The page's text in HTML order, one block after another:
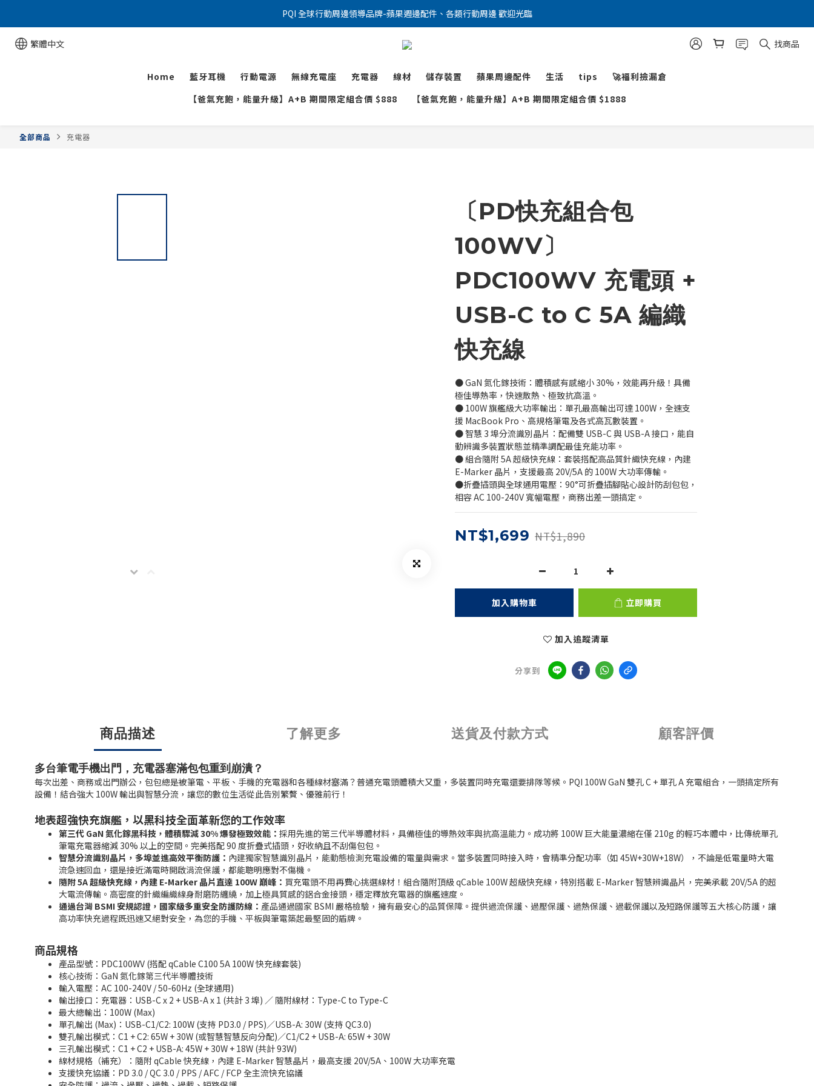
PQI 全球行動周邊領導品牌-蘋果週邊配件、各類行動周邊 歡迎光臨
繁體中文 找商品
Home 藍牙耳機 行動電源 無線充電座 充電器 線材 儲存裝置 蘋果周邊配件 生活 tips
🚀福利撿漏倉
【爸氣充飽，能量升級】A+B 期間限定組合價 $888
【爸氣充飽，能量升級】A+B 期間限定組合價 $1888
全部商品 充電器
〔PD快充組合包
100WV〕
PDC100WV 充電頭 +
USB-C to C 5A 編織
快充線
● GaN 氮化鎵技術：體積感有感縮小 30%，效能再升級！具備
極佳導熱率，快速散熱、極致抗高溫。
● 100W 旗艦級大功率輸出：單孔最高輸出可達 100W，全速支
援 MacBook Pro、高規格筆電及各式高瓦數裝置。
● 智慧 3 埠分流識別晶片：配備雙 USB-C 與 USB-A 接口，能自
動辨識多裝置狀態並精準調配最佳充能功率。
● 組合隨附 5A 超級快充線：套裝搭配高品質針織快充線，內建
E-Marker 晶片，支援最高 20V/5A 的 100W 大功率傳輸。
●折疊插頭與全球通用電壓：90°可折疊插腳貼心設計防刮包包，
相容 AC 100-240V 寬幅電壓，商務出差一頭搞定。
NT$1,699 NT$1,890
加入購物車 立即購買
加入追蹤清單
分享到
商品描述 了解更多 送貨及付款方式 顧客評價
多台筆電手機出門，充電器塞滿包包重到崩潰？
每次出差、商務或出門辦公，包包總是被筆電、平板、手機的充電器和各種線材塞滿？普通充電頭體積大又重，多裝置同時充電還要排隊等候。PQI 100W GaN 雙孔 C + 單孔 A 充電組合，一頭搞定所有
設備！結合強大 100W 輸出與智慧分流，讓您的數位生活從此告別繁贅、優雅前行！
地表超強快充旗艦，以黑科技全面革新您的工作效率
第三代 GaN 氮化鎵黑科技，體積驟減 30% 爆發極致效能： 採用先進的第三代半導體材料，具備極佳的導熱效率與抗高溫能力。成功將 100W 巨大能量濃縮在僅 210g 的輕巧本體中，比傳統單孔
筆電充電器縮減 30% 以上的空間。完美搭配 90 度折疊式插頭，好收納且不刮傷包包。
智慧分流識別晶片，多埠並進高效平衡防護： 內建獨家智慧識別晶片，能動態檢測充電設備的電量與需求。當多裝置同時接入時，會精準分配功率（如 45W+30W+18W），不論是低電量時大電
流急速回血，還是接近滿電時開啟涓流保護，都能聰明應對不傷機。
隨附 5A 超級快充線，內建 E-Marker 晶片直達 100W 巔峰： 買充電頭不用再費心挑選線材！組合隨附頂級 qCable 100W 超級快充線，特別搭載 E-Marker 智慧辨識晶片，完美承載 20V/5A 的超
大電流傳輸。高密度的針織編織線身耐磨防纏繞，加上極具質感的鋁合金接頭，穩定釋放充電器的旗艦速度。
通過台灣 BSMI 安規認證，國家級多重安全防護防線： 產品通過國家 BSMI 嚴格檢驗，擁有最安心的品質保障。提供過流保護、過壓保護、過熱保護、過載保護以及短路保護等五大核心防護，讓
高功率快充過程既迅速又絕對安全，為您的手機、平板與筆電築起最堅固的盾牌。
商品規格
產品型號：PDC100WV (搭配 qCable C100 5A 100W 快充線套裝)
核心技術：GaN 氮化鎵第三代半導體技術
輸入電壓：AC 100-240V / 50-60Hz (全球通用)
輸出接口：充電器：USB-C x 2 + USB-A x 1 (共計 3 埠) ／ 隨附線材：Type-C to Type-C
最大總輸出：100W (Max)
單孔輸出 (Max)：USB-C1/C2: 100W (支持 PD3.0 / PPS)／USB-A: 30W (支持 QC3.0)
雙孔輸出模式：C1 + C2: 65W + 30W (或智慧智慧反向分配)／C1/C2 + USB-A: 65W + 30W
三孔輸出模式：C1 + C2 + USB-A: 45W + 30W + 18W (共計 93W)
線材規格（補充）：隨附 qCable 快充線，內建 E-Marker 智慧晶片，最高支援 20V/5A、100W 大功率充電
支援快充協議：PD 3.0 / QC 3.0 / PPS / AFC / FCP 全主流快充協議